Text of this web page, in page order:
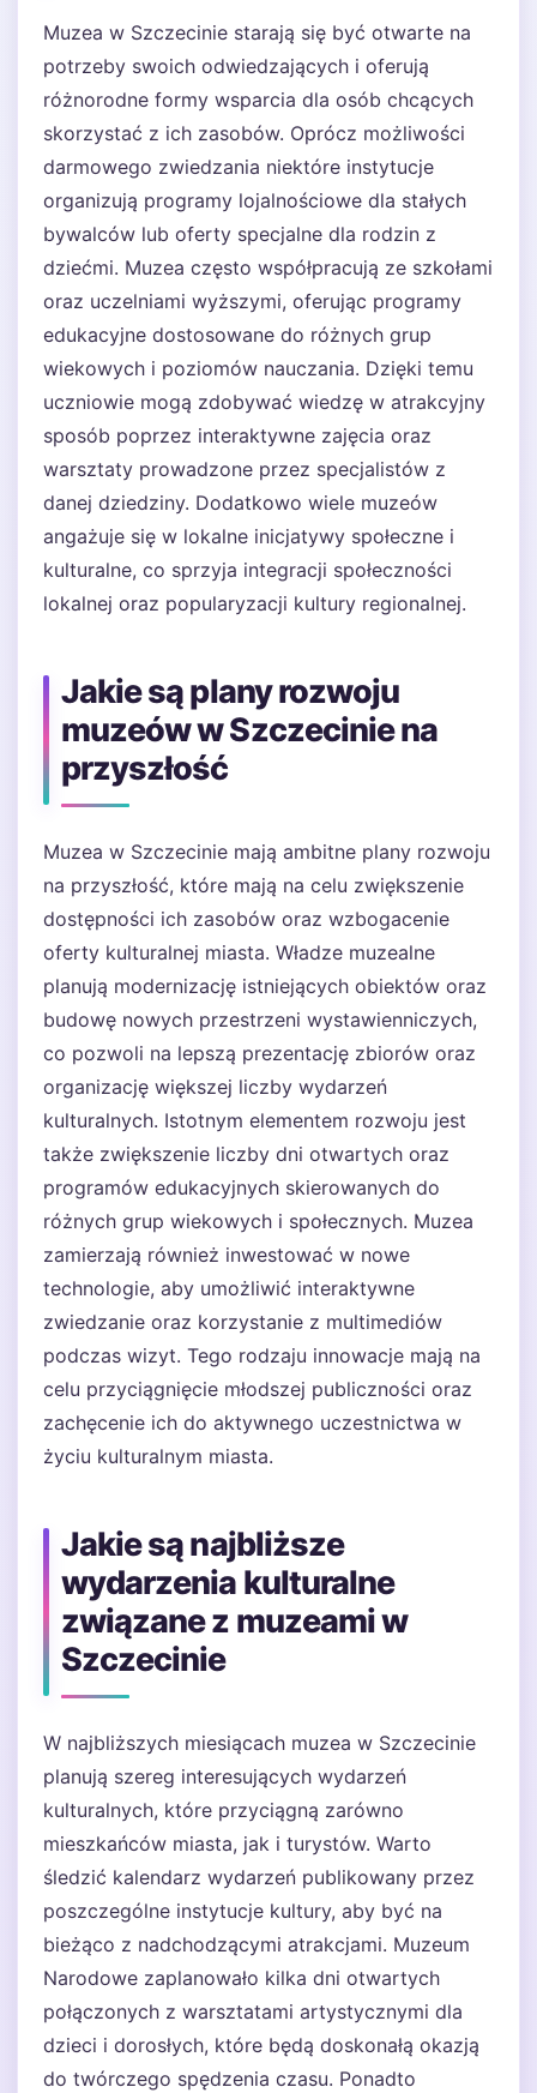
Muzea w Szczecinie starają się być otwarte na
potrzeby swoich odwiedzających i oferują
różnorodne formy wsparcia dla osób chcących
skorzystać z ich zasobów. Oprócz możliwości
darmowego zwiedzania niektóre instytucje
organizują programy lojalnościowe dla stałych
bywalców lub oferty specjalne dla rodzin z
dziećmi. Muzea często współpracują ze szkołami
oraz uczelniami wyższymi, oferując programy
edukacyjne dostosowane do różnych grup
wiekowych i poziomów nauczania. Dzięki temu
uczniowie mogą zdobywać wiedzę w atrakcyjny
sposób poprzez interaktywne zajęcia oraz
warsztaty prowadzone przez specjalistów z
danej dziedziny. Dodatkowo wiele muzeów
angażuje się w lokalne inicjatywy społeczne i
kulturalne, co sprzyja integracji społeczności
lokalnej oraz popularyzacji kultury regionalnej.
Jakie są plany rozwoju
muzeów w Szczecinie na
przyszłość
Muzea w Szczecinie mają ambitne plany rozwoju
na przyszłość, które mają na celu zwiększenie
dostępności ich zasobów oraz wzbogacenie
oferty kulturalnej miasta. Władze muzealne
planują modernizację istniejących obiektów oraz
budowę nowych przestrzeni wystawienniczych,
co pozwoli na lepszą prezentację zbiorów oraz
organizację większej liczby wydarzeń
kulturalnych. Istotnym elementem rozwoju jest
także zwiększenie liczby dni otwartych oraz
programów edukacyjnych skierowanych do
różnych grup wiekowych i społecznych. Muzea
zamierzają również inwestować w nowe
technologie, aby umożliwić interaktywne
zwiedzanie oraz korzystanie z multimediów
podczas wizyt. Tego rodzaju innowacje mają na
celu przyciągnięcie młodszej publiczności oraz
zachęcenie ich do aktywnego uczestnictwa w
życiu kulturalnym miasta.
Jakie są najbliższe
wydarzenia kulturalne
związane z muzeami w
Szczecinie
W najbliższych miesiącach muzea w Szczecinie
planują szereg interesujących wydarzeń
kulturalnych, które przyciągną zarówno
mieszkańców miasta, jak i turystów. Warto
śledzić kalendarz wydarzeń publikowany przez
poszczególne instytucje kultury, aby być na
bieżąco z nadchodzącymi atrakcjami. Muzeum
Narodowe zaplanowało kilka dni otwartych
połączonych z warsztatami artystycznymi dla
dzieci i dorosłych, które będą doskonałą okazją
do twórczego spędzenia czasu. Ponadto